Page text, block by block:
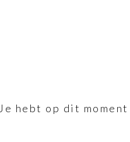
Je hebt op dit